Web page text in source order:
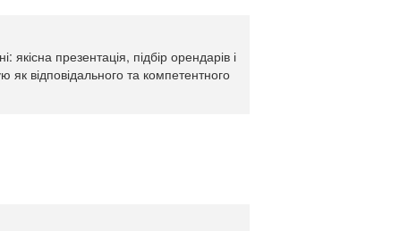
презентація, підбір орендарів і
відповідального та компетентного